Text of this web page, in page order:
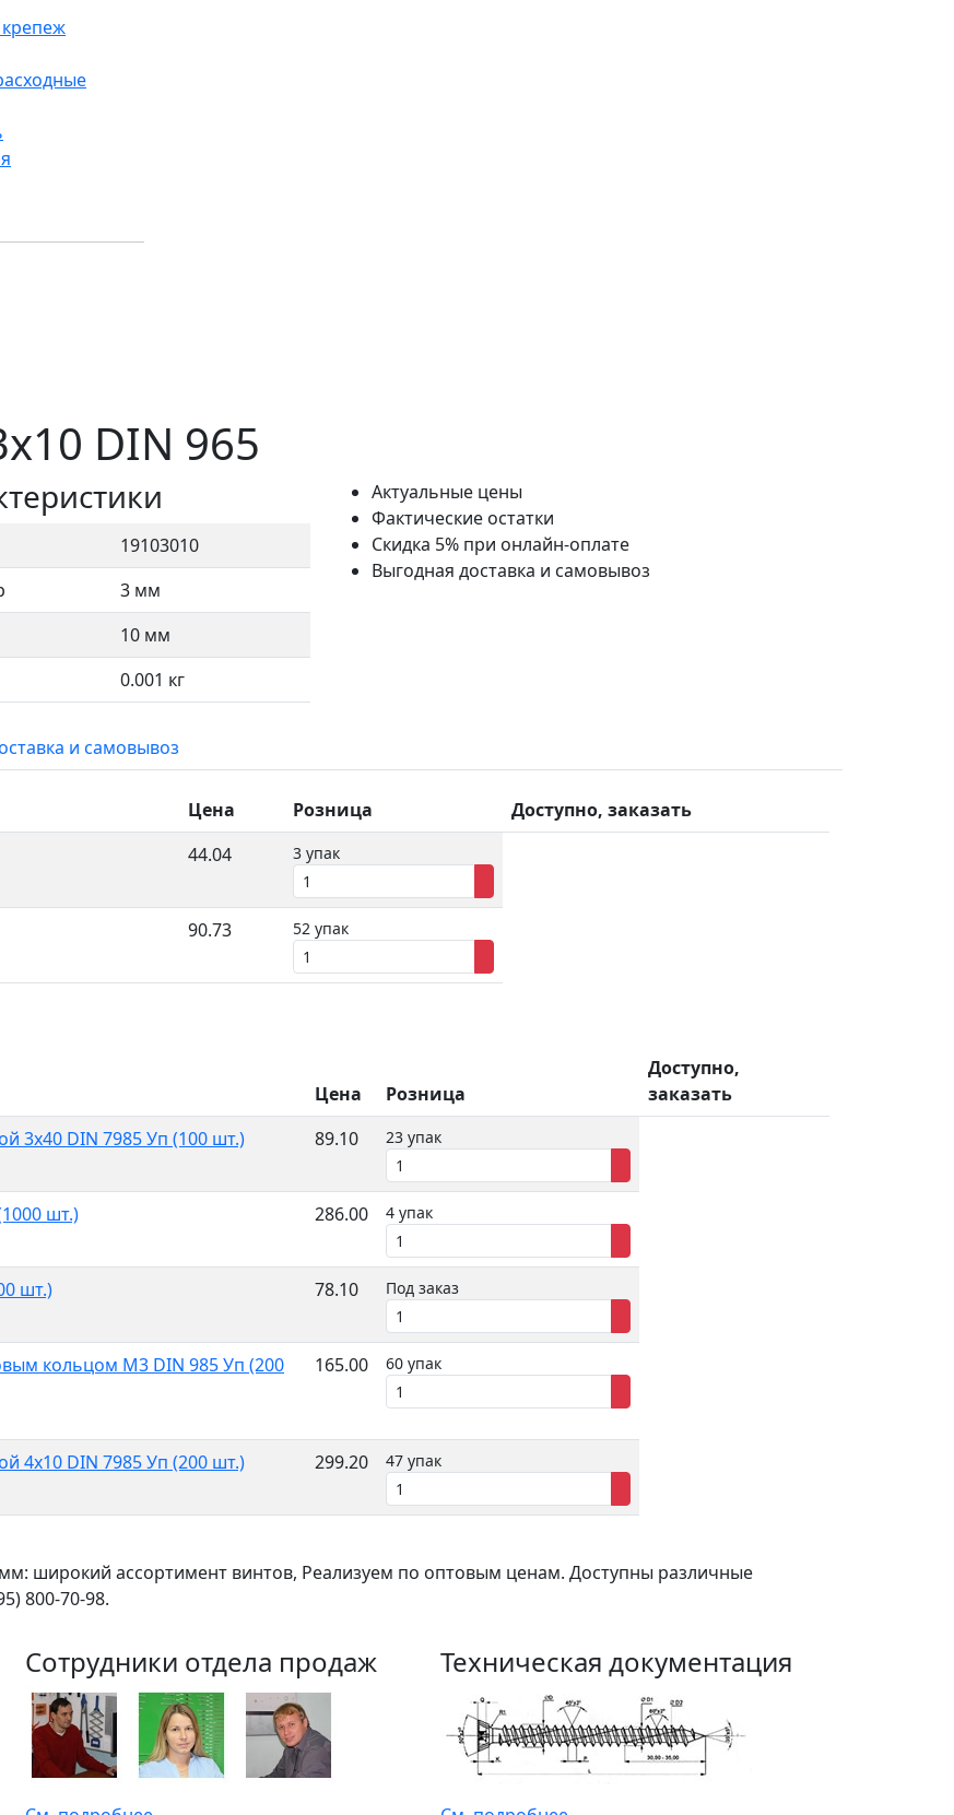
DIN 965
19103010
3 мм
10 мм
0.001 кг
Актуальные цены
Фактические остатки
Скидка 5% при онлайн-оплате
Выгодная доставка и самовывоз
и самовывоз
Цена Розница
Доступно, заказать
44.04 3 упак
90.73 52 упак
Цена Розница
Доступно,
заказать
3x40 DIN 7985 Уп (100 шт.)
89.10 23 упак
шт.)
286.00 4 упак
шт.) 78.10 Под заказ
кольцом M3 DIN 985 Уп (200
165.00 60 упак
4x10 DIN 7985 Уп (200 шт.)
299.20 47 упак
широкий ассортимент винтов, Реализуем по оптовым ценам. Доступны различные
800-70-98.
Сотрудники отдела продаж Техническая документация